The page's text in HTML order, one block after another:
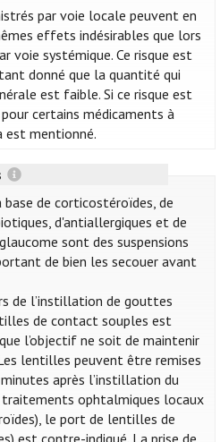
par voie locale peuvent en
effets indésirables que lors
voie systémique. Ce risque est
donné que la quantité qui
est faible. Si ce risque est
certains médicaments à
est mentionné.
de corticostéroïdes, de
d'antiallergiques et de
sont des suspensions
de bien les secouer avant
de l’instillation de gouttes
de contact souples est
l’objectif ne soit de maintenir
lentilles peuvent être remises
après l’instillation du
ophtalmiques locaux
le port de lentilles de
est contre-indiqué. La prise de